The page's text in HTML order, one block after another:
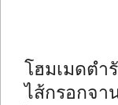
โฮมเมดตำ
ไส้กรอกจา